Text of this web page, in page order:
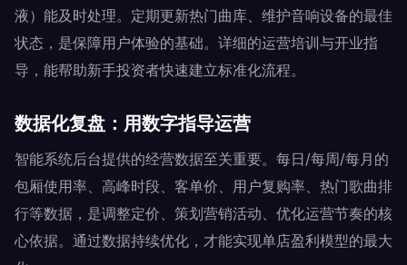
液）能及时处理。定期更新热门曲库、维护音响设备的最佳
状态，是保障用户体验的基础。详细的运营培训与开业指
导，能帮助新手投资者快速建立标准化流程。
数据化复盘：用数字指导运营
智能系统后台提供的经营数据至关重要。每日/每周/每月的
包厢使用率、高峰时段、客单价、用户复购率、热门歌曲排
行等数据，是调整定价、策划营销活动、优化运营节奏的核
心依据。通过数据持续优化，才能实现单店盈利模型的最大